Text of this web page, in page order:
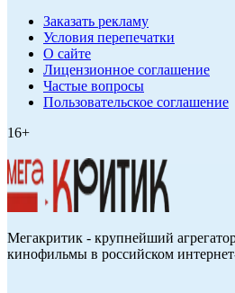
Заказать рекламу
Условия перепечатки
О сайте
Лицензионное соглашение
Частые вопросы
Пользовательское соглашение
16+
Мегакритик - крупнейший
кинофильмы в российском